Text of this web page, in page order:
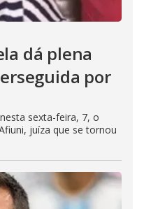
dá plena
por
sexta-feira, 7, o
juíza que se tornou